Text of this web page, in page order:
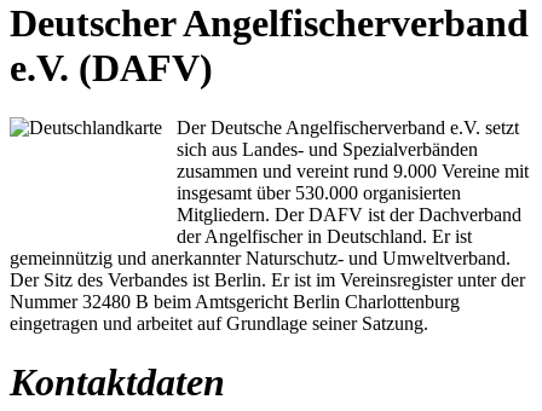
Deutscher Angelfischerverband
e.V. (DAFV)
Der Deutsche Angelfischerverband e.V. setzt
sich aus Landes- und Spezialverbänden
zusammen und vereint rund 9.000 Vereine mit
insgesamt über 530.000 organisierten
Mitgliedern. Der DAFV ist der Dachverband
der Angelfischer in Deutschland. Er ist
gemeinnützig und anerkannter Naturschutz- und Umweltverband.
Der Sitz des Verbandes ist Berlin. Er ist im Vereinsregister unter der
Nummer 32480 B beim Amtsgericht Berlin Charlottenburg
eingetragen und arbeitet auf Grundlage seiner Satzung.
Kontaktdaten